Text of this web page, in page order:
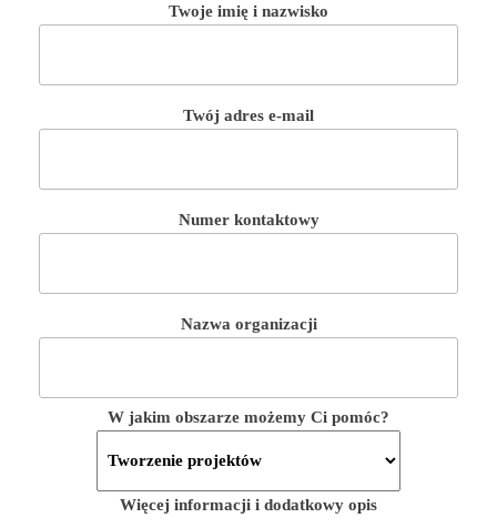
Twoje imię i nazwisko
Twój adres e-mail
Numer kontaktowy
Nazwa organizacji
W jakim obszarze możemy Ci pomóc?
Więcej informacji i dodatkowy opis